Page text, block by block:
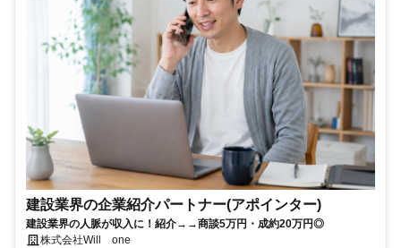
建設業界の企業紹介パートナー(アポインター)
建設業界の人脈が収入に！紹介→→商談5万円・成約20万円◎
株式会社Will one